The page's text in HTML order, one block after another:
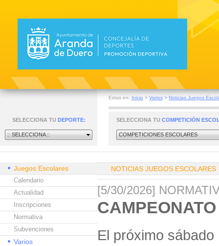
Estas en: Inicio > Varios > Noticias Juegos
SELECCIONA TU DEPORTE:
:: SELECCIONA ::
SELECCIONA TU COMPETICIÓN
COMPETICIONES ESCOLARES
Juegos Escolares
Calendario
Actualidad
Inscripciones
Normativa
Subvenciones
Varios
NOTICIAS JUEGOS ESCOLARES
[5/30/2026]
El próximo